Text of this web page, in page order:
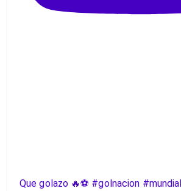
Que golazo 🔥⚽️ #golnacion